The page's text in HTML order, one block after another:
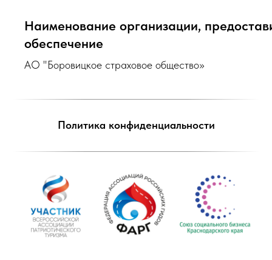
Наименование организации,
обеспечение
АО "Боровицкое страховое общество»
Политика конфиденциальности